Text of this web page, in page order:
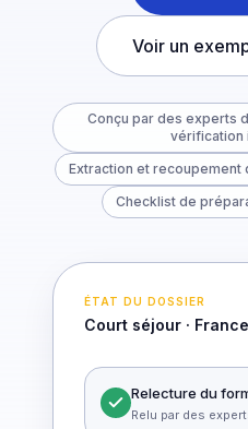
Voir un
Conçu par des experts
vérification
Extraction et
Checklist de
ÉTAT DU DOSSIER
Court séjour · France
Relecture du
Relu par des